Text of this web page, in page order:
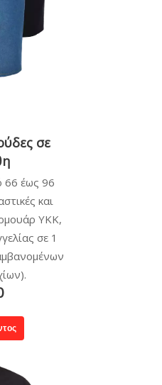
σε
66 έως 96
και
YKK,
σε 1